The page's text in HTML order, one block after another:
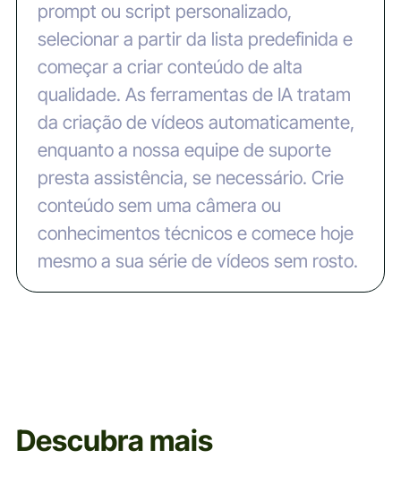
prompt ou script personalizado,
selecionar a partir da lista predefinida e
começar a criar conteúdo de alta
qualidade. As ferramentas de IA tratam
da criação de vídeos automaticamente,
enquanto a nossa equipe de suporte
presta assistência, se necessário. Crie
conteúdo sem uma câmera ou
conhecimentos técnicos e comece hoje
mesmo a sua série de vídeos sem rosto.
Descubra mais